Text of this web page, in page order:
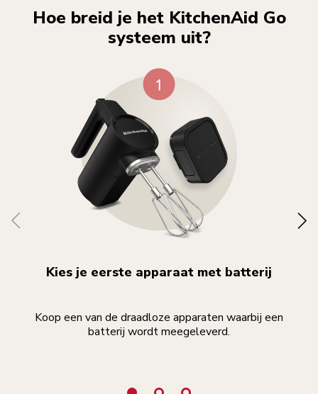
Hoe breid je het KitchenAid Go
systeem uit?
Kies je eerste apparaat met batterij
Koop een van de draadloze apparaten waarbij een
batterij wordt meegeleverd.